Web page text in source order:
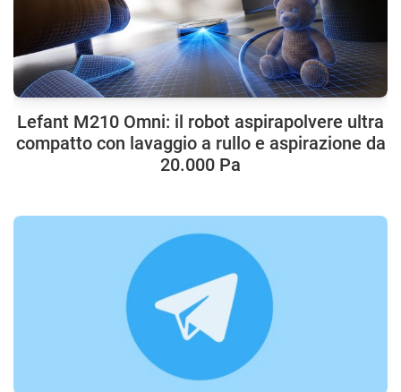
Lefant M210 Omni: il robot aspirapolvere ultra
compatto con lavaggio a rullo e aspirazione da
20.000 Pa